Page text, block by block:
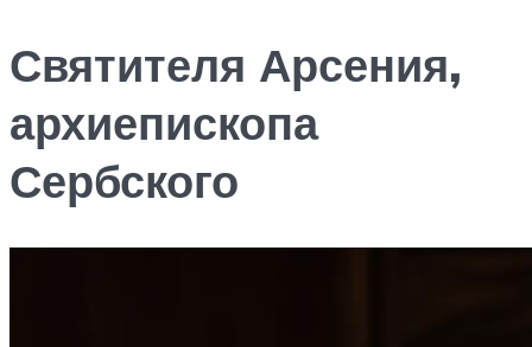
Святителя Арсения,
архиепископа
Сербского